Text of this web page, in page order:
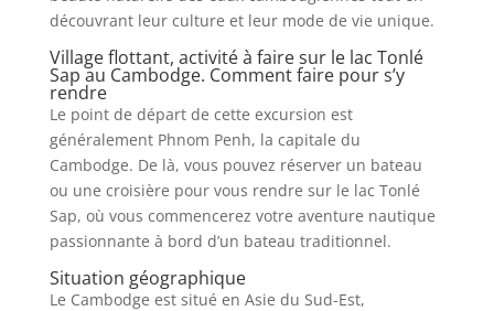
découvrant leur culture et leur mode de vie unique.
Village flottant, activité à faire sur le lac Tonlé
Sap au Cambodge. Comment faire pour s’y
rendre
Le point de départ de cette excursion est
généralement Phnom Penh, la capitale du
Cambodge. De là, vous pouvez réserver un bateau
ou une croisière pour vous rendre sur le lac Tonlé
Sap, où vous commencerez votre aventure nautique
passionnante à bord d’un bateau traditionnel.
Situation géographique
Le Cambodge est situé en Asie du Sud-Est,